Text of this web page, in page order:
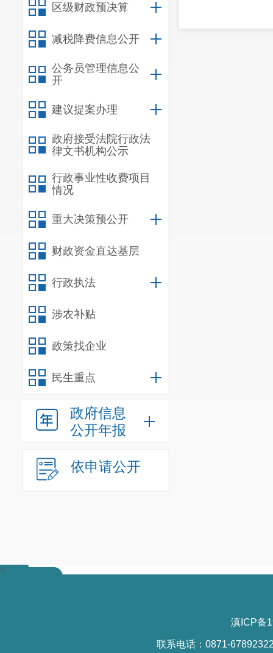
区级财政预决算
减税降费信息公开
公务员管理信息公
开
建议提案办理
政府接受法院行政法
律文书机构公示
行政事业性收费项目
情况
重大决策预公开
财政资金直达基层
行政执法
涉农补贴
政策找企业
民生重点
政府信息
公开年报
依申请公开
>
滇ICP备
联系电话：0871-